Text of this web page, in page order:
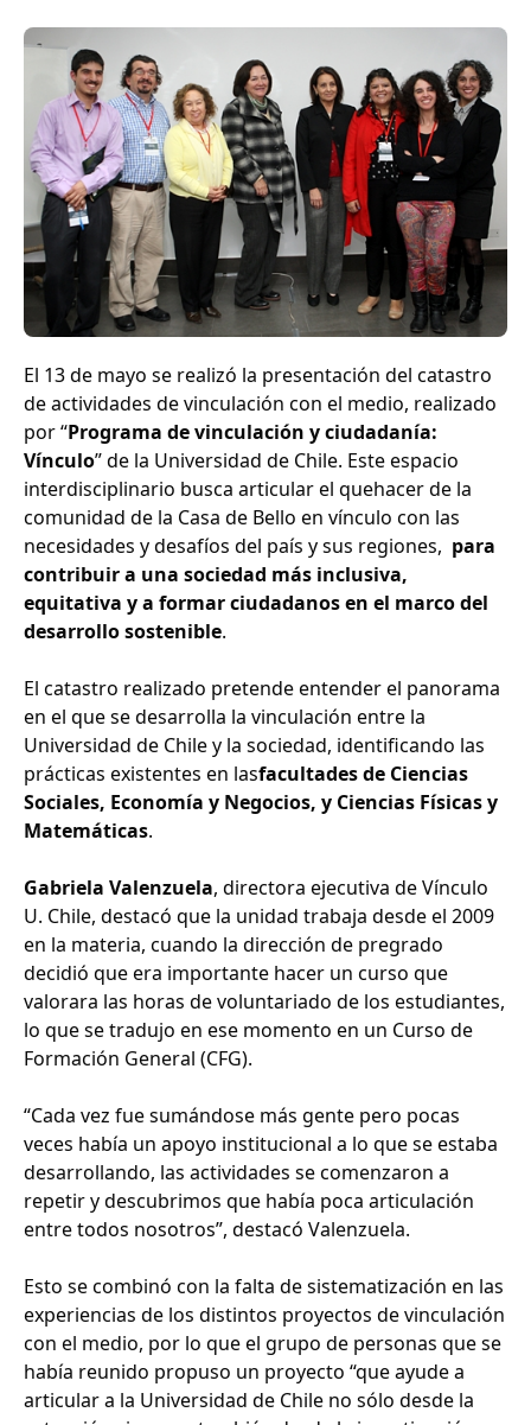
El 13 de mayo se realizó la presentación del catastro
de actividades de vinculación con el medio, realizado
por “Programa de vinculación y ciudadanía:
Vínculo” de la Universidad de Chile. Este espacio
interdisciplinario busca articular el quehacer de la
comunidad de la Casa de Bello en vínculo con las
necesidades y desafíos del país y sus regiones, para
contribuir a una sociedad más inclusiva,
equitativa y a formar ciudadanos en el marco del
desarrollo sostenible.
El catastro realizado pretende entender el panorama
en el que se desarrolla la vinculación entre la
Universidad de Chile y la sociedad, identificando las
prácticas existentes en lasfacultades de Ciencias
Sociales, Economía y Negocios, y Ciencias Físicas y
Matemáticas.
Gabriela Valenzuela, directora ejecutiva de Vínculo
U. Chile, destacó que la unidad trabaja desde el 2009
en la materia, cuando la dirección de pregrado
decidió que era importante hacer un curso que
valorara las horas de voluntariado de los estudiantes,
lo que se tradujo en ese momento en un Curso de
Formación General (CFG).
“Cada vez fue sumándose más gente pero pocas
veces había un apoyo institucional a lo que se estaba
desarrollando, las actividades se comenzaron a
repetir y descubrimos que había poca articulación
entre todos nosotros”, destacó Valenzuela.
Esto se combinó con la falta de sistematización en las
experiencias de los distintos proyectos de vinculación
con el medio, por lo que el grupo de personas que se
había reunido propuso un proyecto “que ayude a
articular a la Universidad de Chile no sólo desde la